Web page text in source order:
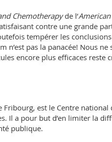
Chemotherapyde l’
contre une grande
tempérer les conclusions
n’est pas la panacée! Nous
encore plus efficaces reste
Fribourg, est le Centre
Il a pour but d’en limiter la
publique.